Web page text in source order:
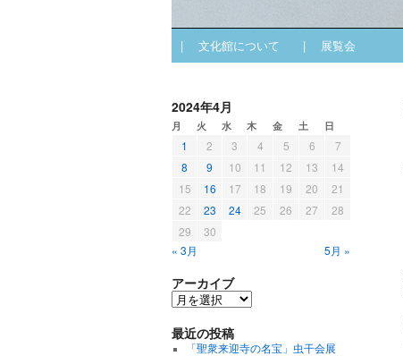
| 文化館について | 展覧会
2024年4月
月 火 水 木 金 土 日
« 3月 5月 »
1 2 3 4 5 6
7
8
9 10 11 12 13
14
15
16 17 18 19 20
21
22
23 24 25 26 27
28
29
30
アーカイブ
最近の投稿
「聖衆来迎寺の名宝」虫干会展